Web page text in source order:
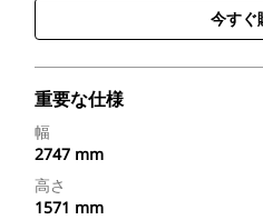
今すぐ
重要な仕様
幅
2747 mm
高さ
1571 mm